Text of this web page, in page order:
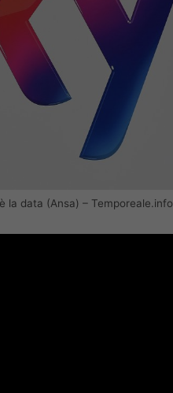
la data (Ansa) – Temporeale.info